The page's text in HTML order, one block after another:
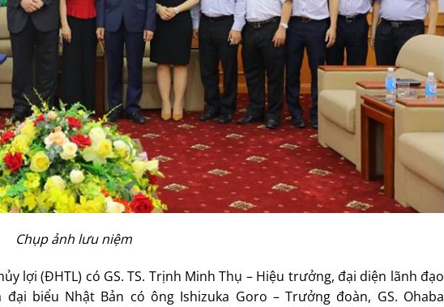
Chụp ảnh lưu niệm
lợi (ĐHTL) có GS. TS. Trịnh Minh Thụ – Hiệu trưởng, đại diện lãnh đạo
biểu Nhật Bản có ông Ishizuka Goro – Trưởng đoàn, GS. Ohaba